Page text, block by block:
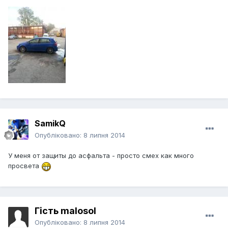
SamikQ
Опубліковано: 8 липня 2014
У меня от защиты до асфальта - просто смех как много
просвета
Гість malosol
Опубліковано: 8 липня 2014